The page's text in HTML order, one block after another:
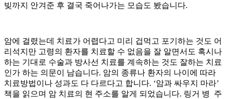
빚까지 안겨준 후 결국 죽어나가는 모습도 봤습니다.
암에 걸렸는데 치료가 어렵다고 미리 겁먹고 포기하는 것도 어
리석지만 고령의 환자를 치료할 수 없음을 잘 알면서도 혹시나
하는 기대로 수술과 방사선 치료를 계속하는 것도 잘하는 치료
인가 하는 의문이 남습니다. 암의 종류나 환자의 나이에 따라
치료방법이나 성과도 다 다르다고 합니다. ‘암과 싸우지 마라’
책을 읽으며 암 치료의 현 주소를 알게 되었습니다. 링거 병 주